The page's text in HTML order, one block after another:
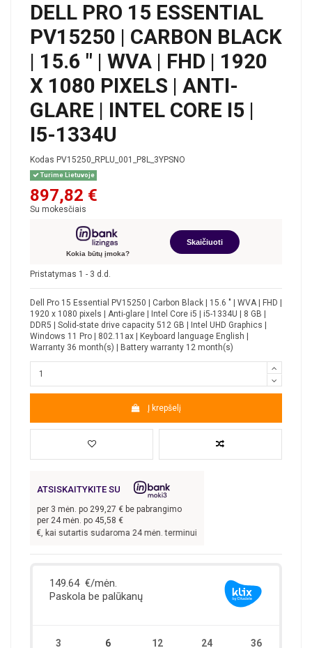
DELL PRO 15 ESSENTIAL
PV15250 | CARBON BLACK
| 15.6 " | WVA | FHD | 1920
X 1080 PIXELS | ANTI-
GLARE | INTEL CORE I5 |
I5-1334U
Kodas PV15250_RPLU_001_P8L_3YPSNO
Turime Lietuvoje
897,82 €
Su mokesčiais
Kokia būtų įmoka?
Skaičiuoti
Pristatymas 1 - 3 d.d.
Dell Pro 15 Essential PV15250 | Carbon Black | 15.6 " | WVA | FHD |
1920 x 1080 pixels | Anti-glare | Intel Core i5 | i5-1334U | 8 GB |
DDR5 | Solid-state drive capacity 512 GB | Intel UHD Graphics |
Windows 11 Pro | 802.11ax | Keyboard language English |
Warranty 36 month(s) | Battery warranty 12 month(s)
Į krepšelį
ATSISKAITYKITE SU
per 3 mėn. po 299,27 € be pabrangimo
per 24 mėn. po 45,58 €
€, kai sutartis sudaroma 24 mėn. terminui, metinė palūkanų norma –